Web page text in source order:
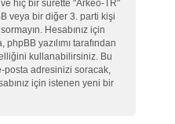
hiç bir surette "Arkeo-TR"
veya bir diğer 3. parti kişi
Hesabınız için
yazılımı tarafından
kullanabilirsiniz. Bu
posta adresinizi soracak,
için istenen yeni bir